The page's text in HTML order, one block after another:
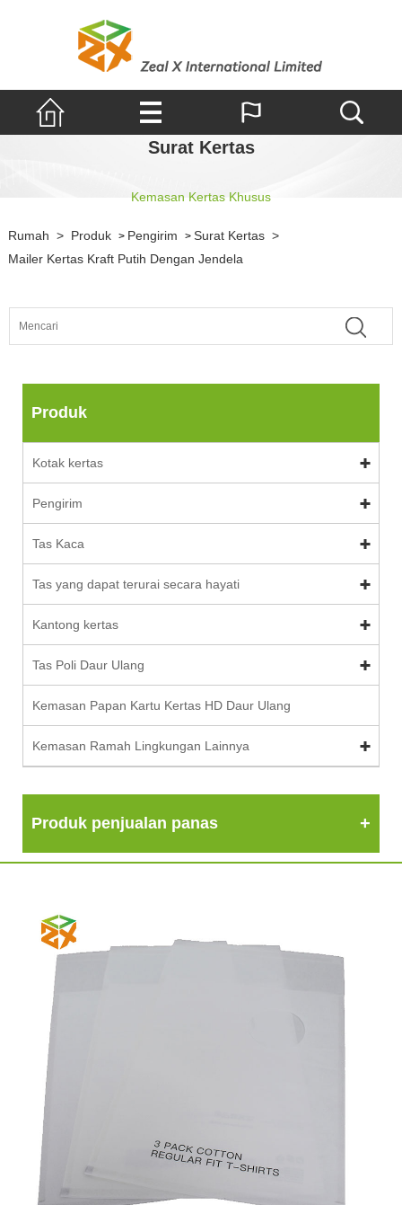
Surat Kertas
Kemasan Kertas Khusus
Rumah > Produk > Pengirim > Surat Kertas >
Mailer Kertas Kraft Putih Dengan Jendela
Produk
Kotak kertas
Pengirim
Tas Kaca
Tas yang dapat terurai secara hayati
Kantong kertas
Tas Poli Daur Ulang
Kemasan Papan Kartu Kertas HD Daur Ulang
Kemasan Ramah Lingkungan Lainnya
Produk penjualan panas